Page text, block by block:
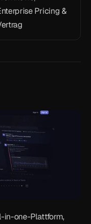
Pricing &
in-one-Plattform,